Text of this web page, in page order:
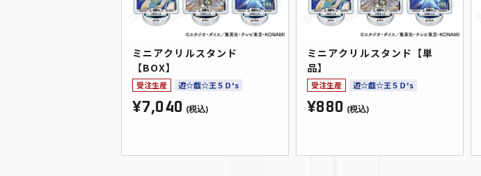
ミニアクリルスタンド
【BOX】
受注生産 遊☆戯☆王５Ｄ's
¥7,040 (税込)
ミニアクリルスタンド【単
品】
受注生産 遊☆戯☆王５Ｄ's
¥880 (税込)